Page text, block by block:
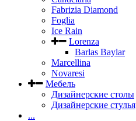
Fabrizia Diamond
Foglia
Ice Rain
Lorenza
Barlas Baylar
Marcellina
Novaresi
Мебель
Дизайнерские столы
Дизайнерские стулья
...